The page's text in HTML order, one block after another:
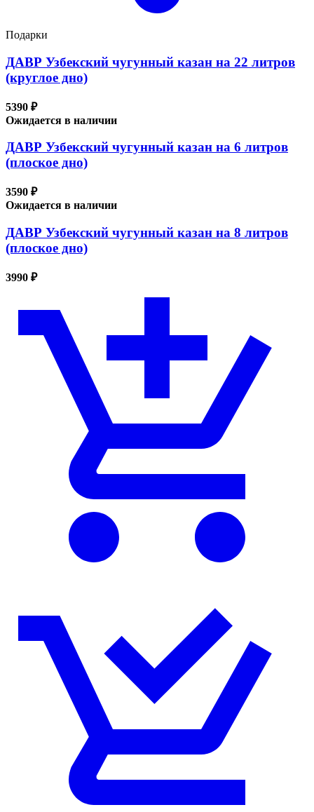
Подарки
ДАВР Узбекский чугунный казан на 22 литров
(круглое дно)
5390 ₽
Ожидается в наличии
ДАВР Узбекский чугунный казан на 6 литров
(плоское дно)
3590 ₽
Ожидается в наличии
ДАВР Узбекский чугунный казан на 8 литров
(плоское дно)
3990 ₽